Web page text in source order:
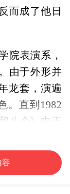
而成了他日
院表演系，
由于外形并
龙套，演遍
。直到1982
八个》中正